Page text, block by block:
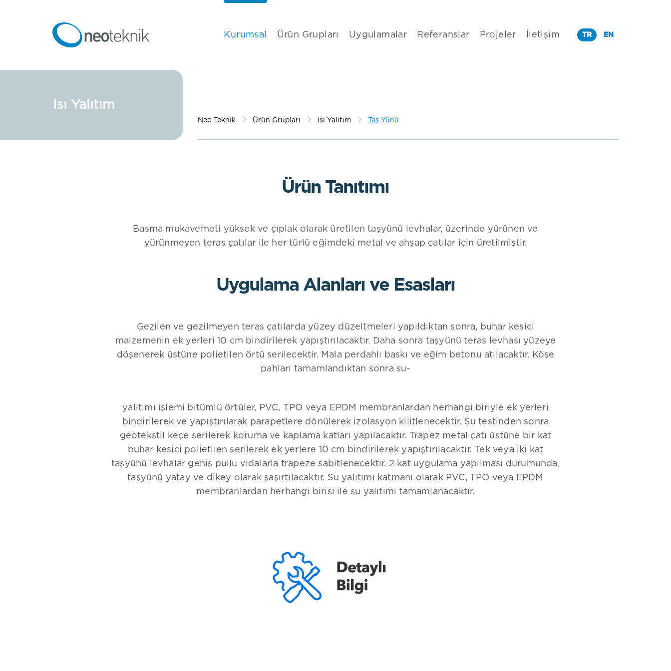
TR EN
Kurumsal Ürün Grupları Uygulamalar Referanslar Projeler İletişim
Isı Yalıtım
Neo Teknik Ürün Grupları Isı Yalıtım Taş Yünü
Ürün Tanıtımı
Basma mukavemeti yüksek ve çıplak olarak üretilen taşyünü levhalar, üzerinde yürünen ve
yürünmeyen teras çatılar ile her türlü eğimdeki metal ve ahşap çatılar için üretilmiştir.
Uygulama Alanları ve Esasları
Gezilen ve gezilmeyen teras çatılarda yüzey düzeltmeleri yapıldıktan sonra, buhar kesici
malzemenin ek yerleri 10 cm bindirilerek yapıştırılacaktır. Daha sonra taşyünü teras levhası yüzeye
döşenerek üstüne polietilen örtü serilecektir. Mala perdahlı baskı ve eğim betonu atılacaktır. Köşe
pahları tamamlandıktan sonra su-
yalıtımı işlemi bitümlü örtüler, PVC, TPO veya EPDM membranlardan herhangi biriyle ek yerleri
bindirilerek ve yapıştırılarak parapetlere dönülerek izolasyon kilitlenecektir. Su testinden sonra
geotekstil keçe serilerek koruma ve kaplama katları yapılacaktır. Trapez metal çatı üstüne bir kat
buhar kesici polietilen serilerek ek yerlere 10 cm bindirilerek yapıştırılacaktır. Tek veya iki kat
taşyünü levhalar geniş pullu vidalarla trapeze sabitlenecektir. 2 kat uygulama yapılması durumunda,
taşyünü yatay ve dikey olarak şaşırtılacaktır. Su yalıtımı katmanı olarak PVC, TPO veya EPDM
membranlardan herhangi birisi ile su yalıtımı tamamlanacaktır.